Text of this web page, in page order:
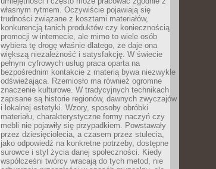
własnym rytmem. Oczywiście pojawiają się
trudności związane z kosztami materiałów,
konkurencją tanich produktów czy koniecznością
promocji w internecie, ale mimo to wiele osób
wybiera tę drogę właśnie dlatego, że daje ona
większą niezależność i satysfakcję. W świecie
pełnym cyfrowych usług praca oparta na
bezpośrednim kontakcie z materią bywa niezwykle
odświeżająca. Rzemiosło ma również ogromne
znaczenie kulturowe. W tradycyjnych technikach
zapisane są historie regionów, dawnych zwyczajów
i lokalnej estetyki. Wzory, sposoby obróbki
materiału, charakterystyczne formy naczyń czy
mebli nie pojawiły się przypadkiem. Powstawały
przez dziesięciolecia, a czasem przez stulecia,
jako odpowiedź na konkretne potrzeby, dostępne
surowce i styl życia danej społeczności. Kiedy
współcześni twórcy wracają do tych metod, nie